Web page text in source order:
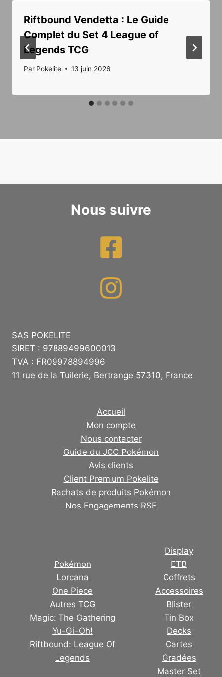
Riftbound Vendetta : Le Guide
Complet du Set 4 League of
Legends TCG
Par Pokelite 13 juin 2026
Nous suivre
SAS POKELITE
SIRET : 97889499600013
TVA : FR09978894996
11 rue de la Tuilerie, Bertrange 57310, France
Accueil
Mon compte
Nous contacter
Guide du JCC Pokémon
Avis clients
Client Premium Pokelite
Rachats de produits Pokémon
Nos Engagements RSE
Pokémon
Lorcana
One Piece
Autres TCG
Magic: The Gathering
Yu-Gi-Oh!
Riftbound: League Of
Legends
Display
ETB
Coffrets
Accessoires
Blister
Tin Box
Decks
Cartes
Gradées
Master Set